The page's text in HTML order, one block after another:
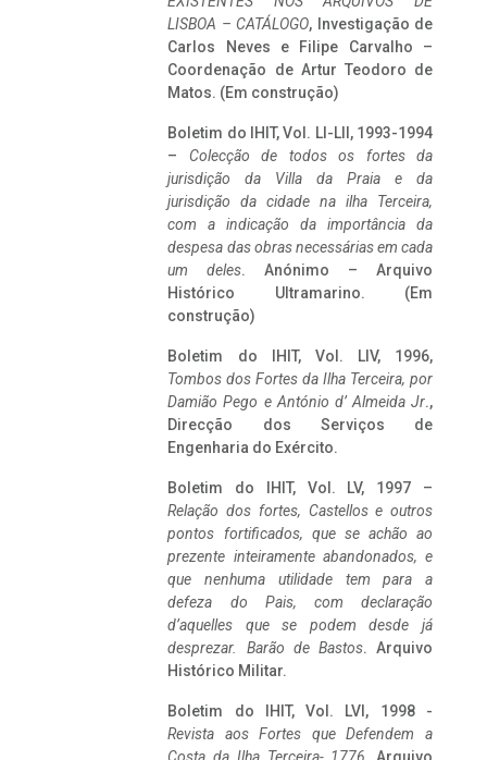
LISBOA – CATÁLOGO, Investigação de
Carlos Neves e Filipe Carvalho –
Coordenação de Artur Teodoro de
Matos. (Em construção)
Boletim do IHIT, Vol. LI-LII, 1993-1994
– Colecção de todos os fortes da
jurisdição da Villa da Praia e da
jurisdição da cidade na ilha Terceira,
com a indicação da importância da
despesa das obras necessárias em cada
um deles. Anónimo – Arquivo
Histórico Ultramarino. (Em
construção)
Boletim do IHIT, Vol. LIV, 1996,
Tombos dos Fortes da Ilha Terceira, por
Damião Pego e António d’ Almeida Jr.,
Direcção dos Serviços de
Engenharia do Exército.
Boletim do IHIT, Vol. LV, 1997 –
Relação dos fortes, Castellos e outros
pontos fortificados, que se achão ao
prezente inteiramente abandonados, e
que nenhuma utilidade tem para a
defeza do Pais, com declaração
d’aquelles que se podem desde já
desprezar. Barão de Bastos. Arquivo
Histórico Militar.
Boletim do IHIT, Vol. LVI, 1998 -
Revista aos Fortes que Defendem a